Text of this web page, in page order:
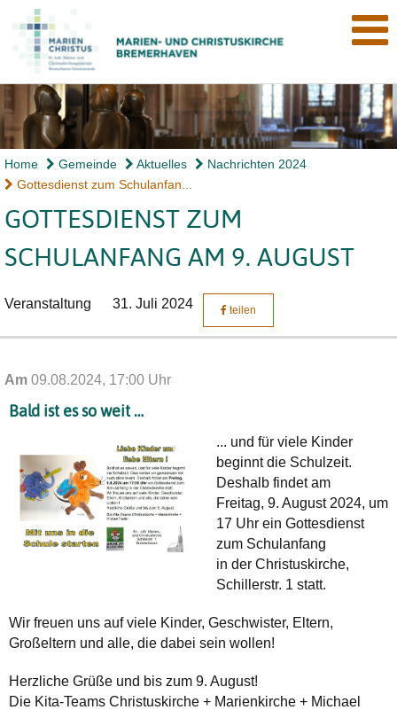
Home Gemeinde Aktuelles
Nachrichten 2024
Gottesdienst zum Schulanfan...
GOTTESDIENST ZUM
SCHULANFANG AM 9. AUGUST
Veranstaltung 31. Juli 2024 teilen
Am 09.08.2024, 17:00 Uhr
Bald ist es so weit …
... und für viele Kinder
beginnt die Schulzeit.
Deshalb findet am
Freitag, 9. August 2024, um
17 Uhr ein Gottesdienst
zum Schulanfang
in der Christuskirche,
Schillerstr. 1 statt.
Wir freuen uns auf viele Kinder, Geschwister, Eltern,
Großeltern und alle, die dabei sein wollen!
Herzliche Grüße und bis zum 9. August!
Die Kita-Teams Christuskirche + Marienkirche + Michael